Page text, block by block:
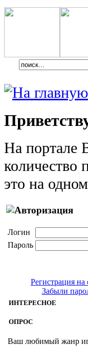
На портале
количество
это на
Логин
Пароль
Регистрация на
Забыли
ИНТЕРЕСНОЕ
ОПРОС
Ваш любимый жанр